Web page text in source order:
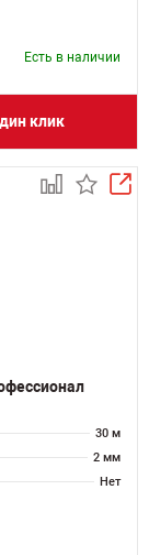
Есть в наличии
клик
30 м
2 мм
Нет